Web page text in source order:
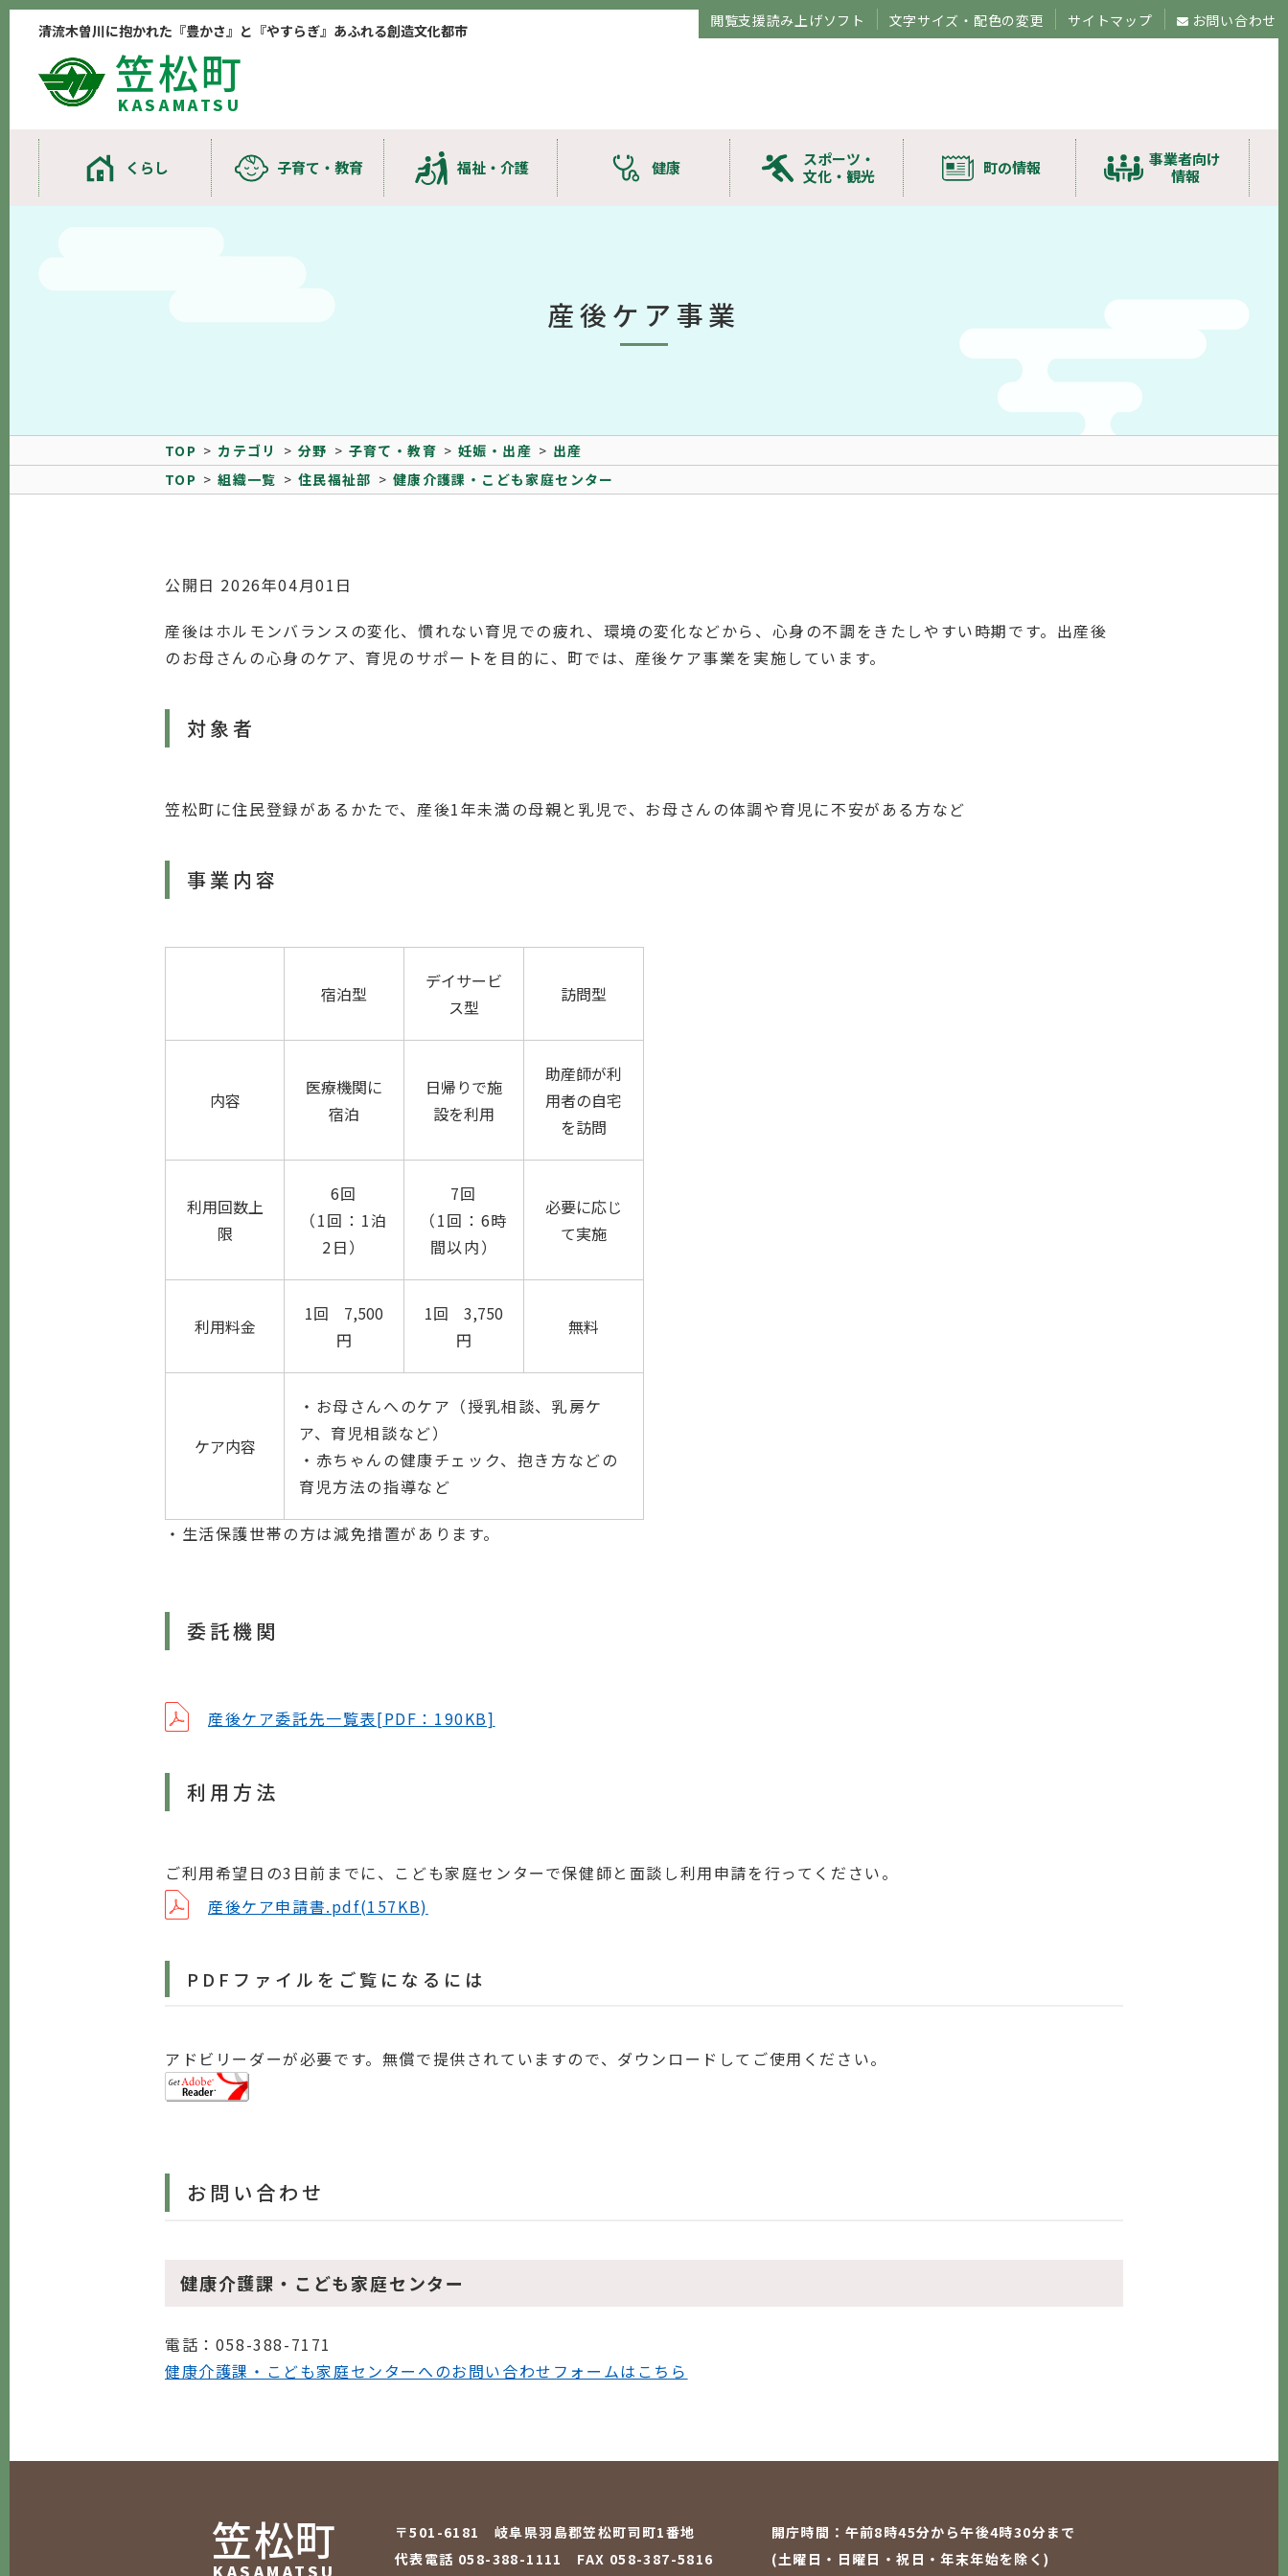
清流木曽川に抱かれた『豊かさ』と『やすらぎ』あふれる創造文化都市
笠松町
KASAMATSU
閲覧支援読み上げソフト 文字サイズ・配色の変更 サイトマップ お問い合わせ
くらし 子育て・教育 福祉・介護 健康
スポーツ・
文化・観光
町の情報
事業者向け
情報
産後ケア事業
TOP カテゴリ 分野 子育て・教育 妊娠・出産
出産
TOP
組織一覧 住民福祉部 健康介護課・こども家庭センター
公開日 2026年04月01日
産後はホルモンバランスの変化、慣れない育児での疲れ、環境の変化などから、心身の不調をきたしやすい時期です。出産後
のお母さんの心身のケア、育児のサポートを目的に、町では、産後ケア事業を実施しています。
対象者
笠松町に住民登録があるかたで、産後1年未満の母親と乳児で、お母さんの体調や育児に不安がある方など
事業内容
宿泊型
デイサービ
ス型
訪問型
内容
医療機関に
宿泊
日帰りで施
設を利用
助産師が利
用者の自宅
を訪問
利用回数上
限
6回
（1回：1泊
2日）
7回
（1回：6時
間以内）
必要に応じ
て実施
利用料金
1回 7,500
円
1回 3,750
円
無料
ケア内容
・お母さんへのケア（授乳相談、乳房ケ
ア、育児相談など）
・赤ちゃんの健康チェック、抱き方などの
育児方法の指導など
・生活保護世帯の方は減免措置があります。
委託機関
産後ケア委託先一覧表[PDF：190KB]
利用方法
ご利用希望日の3日前までに、こども家庭センターで保健師と面談し利用申請を行ってください。
産後ケア申請書.pdf(157KB)
PDFファイルをご覧になるには
アドビリーダーが必要です。無償で提供されていますので、ダウンロードしてご使用ください。
お問い合わせ
健康介護課・こども家庭センター
電話 ：058-388-7171
健康介護課・こども家庭センターへのお問い合わせフォームはこちら
笠松町
KASAMATSU
〒501-6181 岐阜県羽島郡笠松町司町1番地
代表電話 058-388-1111 FAX 058-387-5816
開庁時間： 午前8時45分から午後4時30分まで
(土曜日・日曜日・祝日・年末年始を除く)